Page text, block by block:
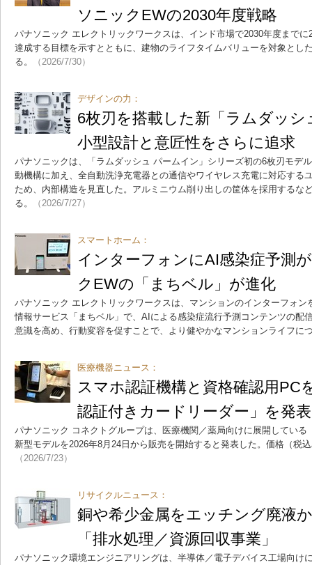
ソニックEWの2030年度戦略
パナソニック エレクトリックワークスは、インド市場で2030年度まで
達成する目標を示すとともに、建物のライフタイムバリューを対象とし
る。
（2026/7/30）
デザインの力：
6枚刃を搭載した新「ラムダッ
小型設計と意匠性をさらに追求
パナソニックは、「ラムダッシュ パームイン」シリーズ初の6枚刃モデ
動機構に加え、全自動洗浄充電器との通信やワイヤレス充電に対応する
ため、内部構造を見直した。アルミニウム削り出しの筐体を採用するな
る。
（2026/7/27）
スマートホーム：
インターフォンにAI感染症予測
クEWの「まちベル」が進化
パナソニック エレクトリックワークスは、マンションのインターフォン
情報サービス「まちベル」で、AIによる感染症流行予測コンテンツの配
意識を高め、行動変容を促すことで、より健やかなマンションライフに
医療機器ニュース：
スマホ認証機構と資格確認用PC
認証付きカードリーダー」を発表
パナソニック コネクトグループは、医療機関／薬局向けに展開している
新型モデルを2026年8月24日から販売を開始すると発表した。価格（税
（2026/7/23）
リサイクルニュース：
銅や希少金属をエッチング廃液
「排水処理／資源回収事業」
パナソニック環境エンジニアリングは、半導体／電子デバイス工場向け